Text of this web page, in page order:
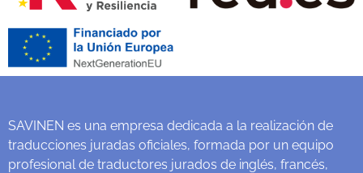
SAVINEN es una empresa dedicada a la realización de
traducciones juradas oficiales, formada por un equipo
profesional de traductores jurados de inglés, francés,